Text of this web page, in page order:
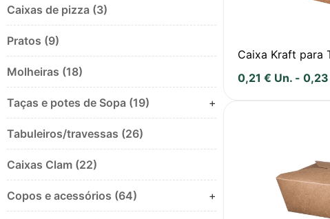
Caixas de pizza (3)
Pratos (9)
Molheiras (18)
Taças e potes de Sopa (19) +
Tabuleiros/travessas (26)
Caixas Clam (22)
Copos e acessórios (64) +
Caixa Kraft para
0,21€ Un. -